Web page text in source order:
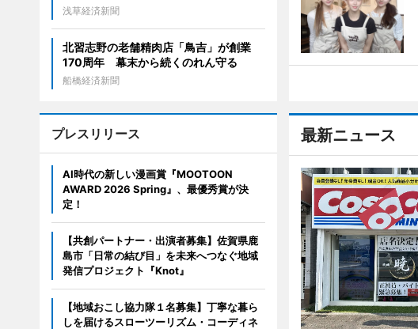
最新ニュース
浅草経済新聞
北習志野の老舗精肉店「鳥吉」が創業
170周年 幕末から続くのれん守る
船橋経済新聞
プレスリリース
AI時代の新しい漫画賞『MOOTOON
AWARD 2026 Spring』、最優秀賞が決
定！
【共創パートナー・出演者募集】佐賀県鹿
島市「日常の結び目」を未来へつなぐ地域
発信プロジェクト『Knot』
【地域おこし協力隊１名募集】丁寧な暮ら
しを届けるスローツーリズム・コーディネ